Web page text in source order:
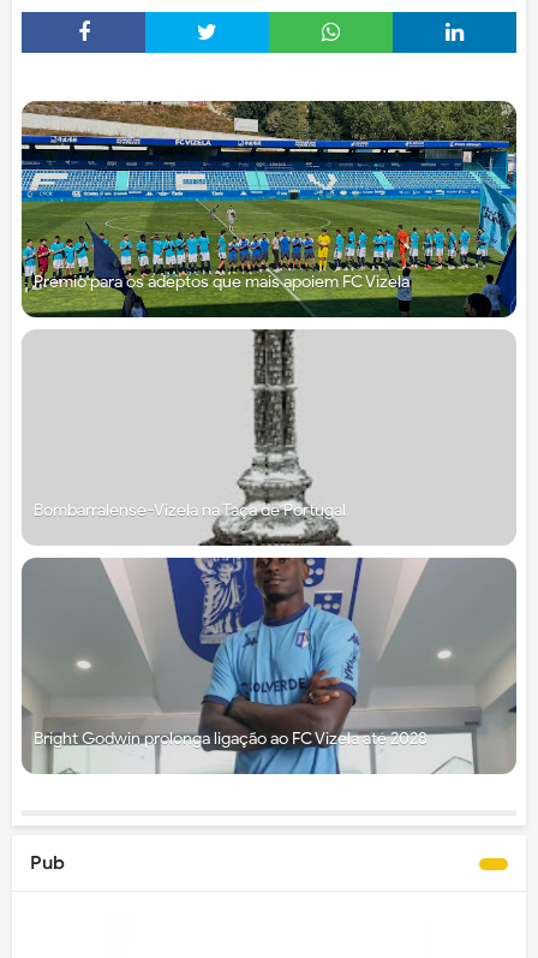
Prémio para os adeptos que mais apoiem FC Vizela
Bombarralense-Vizela na Taça de Portugal
Bright Godwin prolonga ligação ao FC Vizela até 2028
Pub